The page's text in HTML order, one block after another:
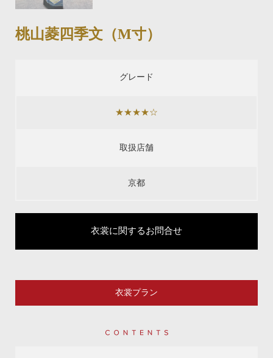
桃山菱四季文（M寸）
グレード
★★★★☆
取扱店舗
京都
衣裳に関するお問合せ
衣裳プラン
Contents